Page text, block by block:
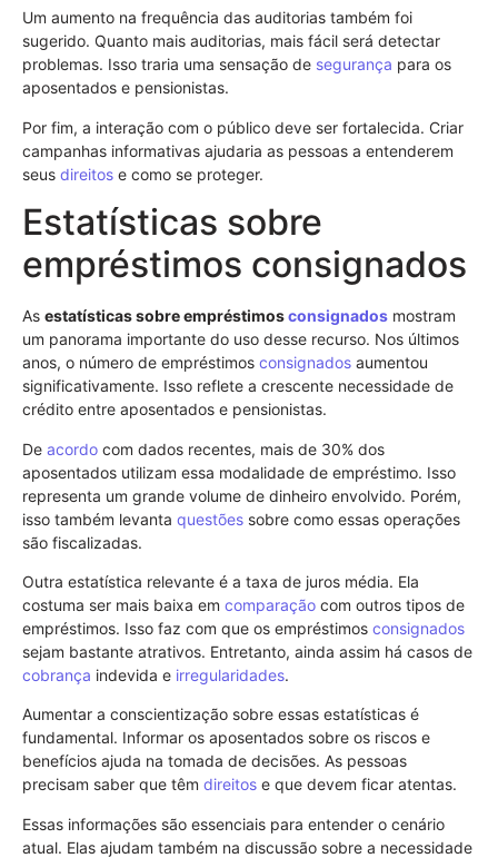
Um aumento na frequência das auditorias também foi
sugerido. Quanto mais auditorias, mais fácil será detectar
problemas. Isso traria uma sensação de segurança para os
aposentados e pensionistas.
Por fim, a interação com o público deve ser fortalecida. Criar
campanhas informativas ajudaria as pessoas a entenderem
seus direitos e como se proteger.
Estatísticas sobre
empréstimos consignados
As estatísticas sobre empréstimosconsignados mostram
um panorama importante do uso desse recurso. Nos últimos
anos, o número de empréstimos consignados aumentou
significativamente. Isso reflete a crescente necessidade de
crédito entre aposentados e pensionistas.
De acordo com dados recentes, mais de 30% dos
aposentados utilizam essa modalidade de empréstimo. Isso
representa um grande volume de dinheiro envolvido. Porém,
isso também levanta questões sobre como essas operações
são fiscalizadas.
Outra estatística relevante é a taxa de juros média. Ela
costuma ser mais baixa em comparação com outros tipos de
empréstimos. Isso faz com que os empréstimos consignados
sejam bastante atrativos. Entretanto, ainda assim há casos de
cobrança indevida e irregularidades.
Aumentar a conscientização sobre essas estatísticas é
fundamental. Informar os aposentados sobre os riscos e
benefícios ajuda na tomada de decisões. As pessoas
precisam saber que têm direitos e que devem ficar atentas.
Essas informações são essenciais para entender o cenário
atual. Elas ajudam também na discussão sobre a necessidade